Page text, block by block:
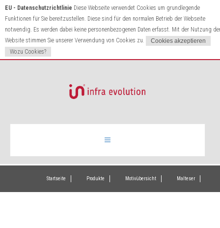
EU - Datenschutzrichtlinie Diese Webseite verwendet Cookies um grundlegende
Funktionen für Sie bereitzustellen. Diese sind für den normalen Betrieb der Webseite
notwendig. Es werden dabei keine personenbezogenen Daten erfasst. Mit der Nutzung
Website stimmen Sie unserer Verwendung von Cookies zu.
Wozu Cookies?
Infrarotheizung
Startseite Produkte Motivübersicht Malteser